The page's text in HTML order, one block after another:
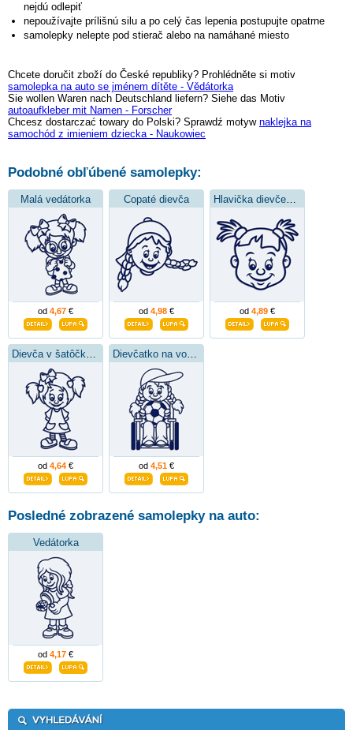
nejdú odlepiť
nepoužívajte prílišnú silu a po celý čas lepenia postupujte opatrne
samolepky nelepte pod stierač alebo na namáhané miesto
Chcete doručit zboží do České republiky? Prohlédněte si motiv
samolepka na auto se jménem dítěte - Vědátorka
Sie wollen Waren nach Deutschland liefern? Siehe das Motiv
autoaufkleber mit Namen - Forscher
Chcesz dostarczać towary do Polski? Sprawdź motyw naklejka na
samochód z imieniem dziecka - Naukowiec
Podobné obľúbené samolepky:
Malá vedátorka
od 4,67 €
Copaté dievča
od 4,98 €
Hlavička dievčence
od 4,89 €
Dievča v šatôčkach
od 4,64 €
Dievčatko na vozíku
od 4,51 €
Posledné zobrazené samolepky na auto:
Vedátorka
od 4,17 €